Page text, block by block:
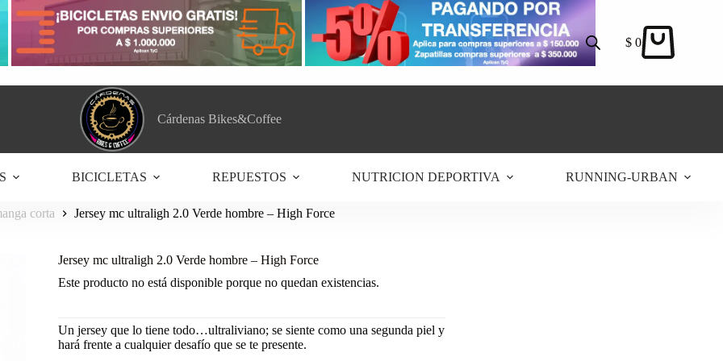
Carro
$ 0
Cárdenas Bikes&Coffee
BICICLETAS REPUESTOS NUTRICION DEPORTIVA RUNNING-URBAN
corta Jersey mc ultraligh 2.0 Verde hombre – High Force
Jersey mc ultraligh 2.0 Verde hombre – High Force
Este producto no está disponible porque no quedan existencias.
Un jersey que lo tiene todo…ultraliviano; se siente como una segunda piel y
hará frente a cualquier desafío que se te presente.